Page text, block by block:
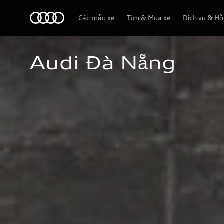
Các mẫu xe Tìm & Mua xe Dịch vụ &
Audi Đà Nẵng